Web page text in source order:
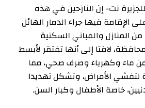
نت- إن النازحين في هذه
الإقامة فيها جراء الدمار الهائل
يقارب 92% من المنازل والمباني السكنية
لافتا إلى أنها تفتقر لأبسط
ماء وكهرباء وصرف صحي، مما
لتفشي الأمراض، وتشكل تهديدا
خاصة الأطفال وكبار السن.